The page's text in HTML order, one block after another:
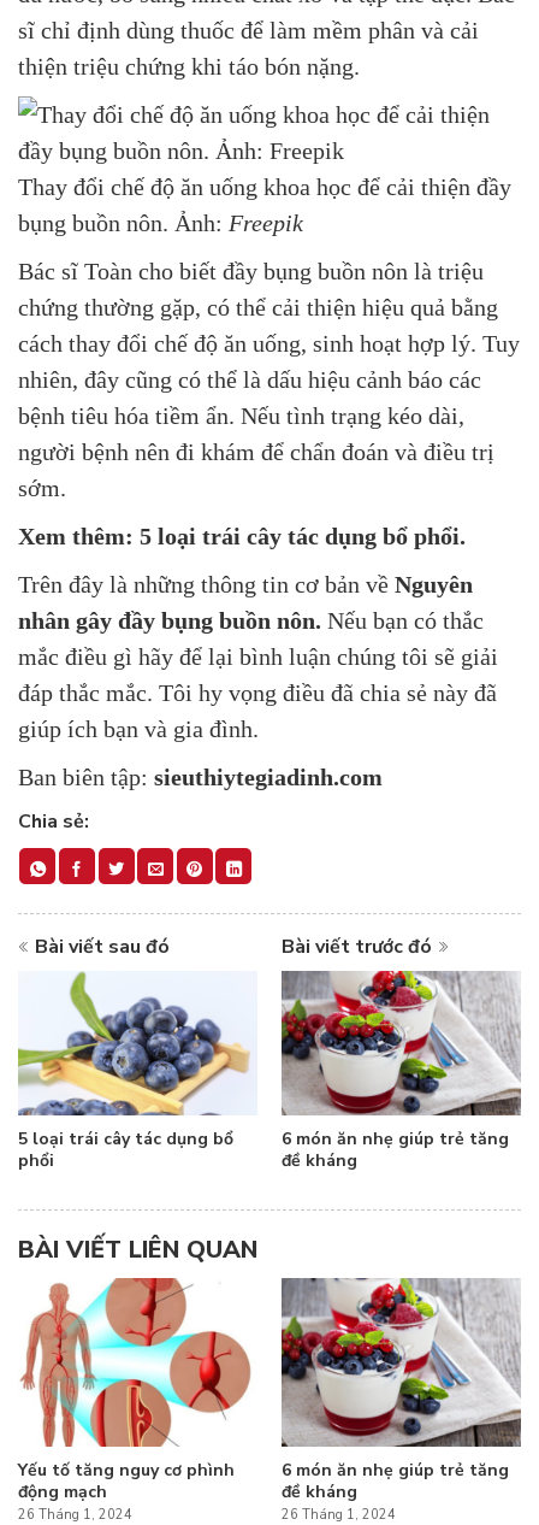
sĩ chỉ định dùng thuốc để làm mềm phân và cải
thiện triệu chứng khi táo bón nặng.
Thay đổi chế độ ăn uống khoa học để cải thiện đầy
bụng buồn nôn. Ảnh: Freepik
Bác sĩ Toàn cho biết đầy bụng buồn nôn là triệu
chứng thường gặp, có thể cải thiện hiệu quả bằng
cách thay đổi chế độ ăn uống, sinh hoạt hợp lý. Tuy
nhiên, đây cũng có thể là dấu hiệu cảnh báo các
bệnh tiêu hóa tiềm ẩn. Nếu tình trạng kéo dài,
người bệnh nên đi khám để chẩn đoán và điều trị
sớm.
Xem thêm: 5 loại trái cây tác dụng bổ phổi.
Trên đây là những thông tin cơ bản về Nguyên
nhân gây đầy bụng buồn nôn. Nếu bạn có thắc
mắc điều gì hãy để lại bình luận chúng tôi sẽ giải
đáp thắc mắc. Tôi hy vọng điều đã chia sẻ này đã
giúp ích bạn và gia đình.
Ban biên tập: sieuthiytegiadinh.com
Chia sẻ:
Bài viết sau đó
5 loại trái cây tác dụng bổ
phổi
Bài viết trước đó
6 món ăn nhẹ giúp trẻ tăng
đề kháng
BÀI VIẾT LIÊN QUAN
Yếu tố tăng nguy cơ phình
động mạch
26 Tháng 1, 2024
6 món ăn nhẹ giúp trẻ tăng
đề kháng
26 Tháng 1, 2024